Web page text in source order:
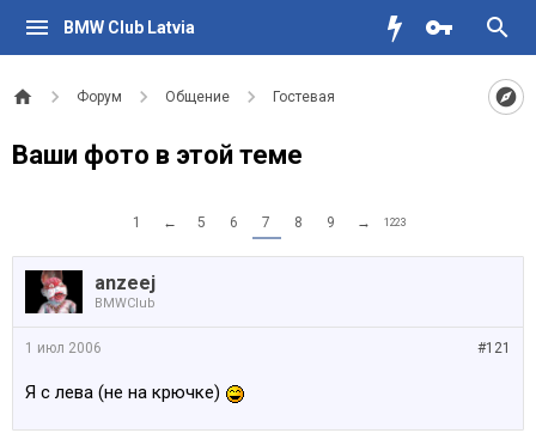
BMW Club Latvia
Форум Общение Гостевая
Ваши фото в этой теме
1 ← 5 6 7 8 9 → 1223
anzeej
BMWClub
#121
1 июл 2006
Я с лева (не на крючке)